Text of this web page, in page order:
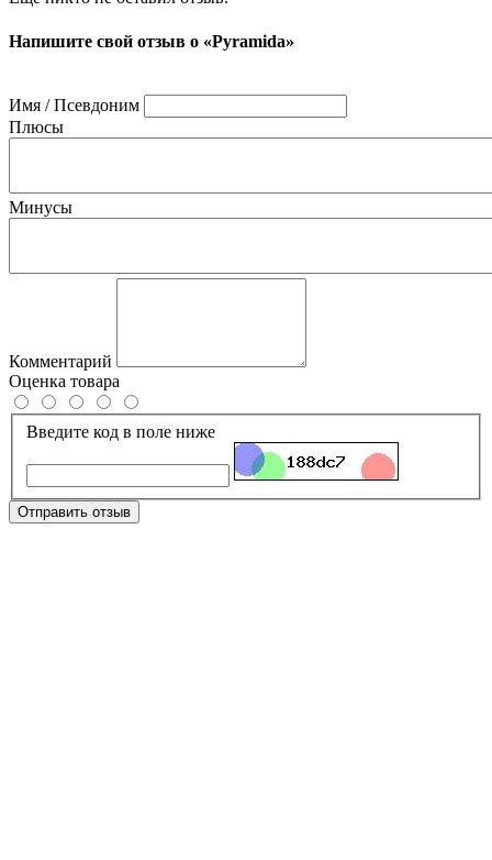
Напишите свой отзыв о «Pyramida»
Имя / Псевдоним
Плюсы
Минусы
Комментарий
Оценка товара
Введите код в поле ниже
Отправить отзыв